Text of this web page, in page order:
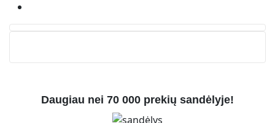
Daugiau nei 70 000 prekių sandėlyje!